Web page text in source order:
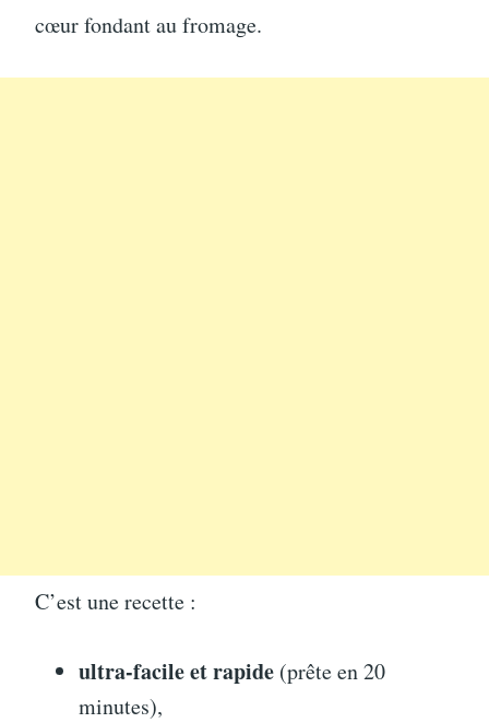
cœur fondant au fromage.
C’est une recette :
ultra-facile et rapide (prête en 20
minutes),